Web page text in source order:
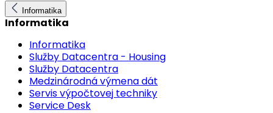
Informatika
Informatika
Informatika
Služby Datacentra - Housing
Služby Datacentra
Medzinárodná výmena dát
Servis výpočtovej techniky
Service Desk